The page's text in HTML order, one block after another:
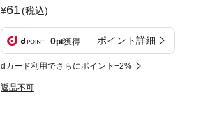
61(税込)
0pt獲得 ポイント詳細
dカード利用でさらにポイント+2%
返品不可